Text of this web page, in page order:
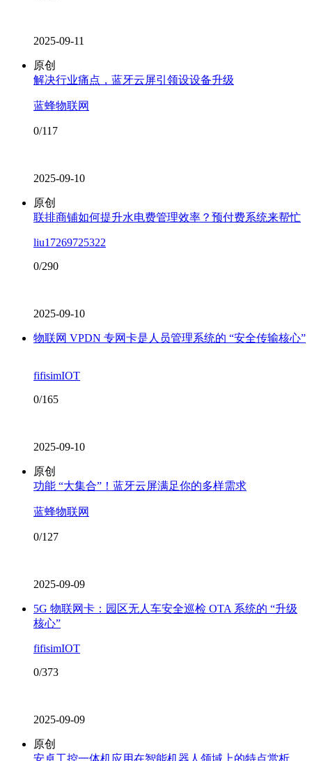
2025-09-11
原创
解决行业痛点，蓝牙云屏引领设设备升级​
蓝蜂物联网
0/117
2025-09-10
原创
联排商铺如何提升水电费管理效率？预付费系统来帮忙
liu17269725322
0/290
2025-09-10
物联网 VPDN 专网卡是人员管理系统的 “安全传输核心”
fifisimIOT
0/165
2025-09-10
原创
功能 “大集合”！蓝牙云屏满足你的多样需求
蓝蜂物联网
0/127
2025-09-09
5G 物联网卡：园区无人车安全巡检 OTA 系统的 “升级
核心”
fifisimIOT
0/373
2025-09-09
原创
安卓工控一体机应用在智能机器人领域上的特点赏析